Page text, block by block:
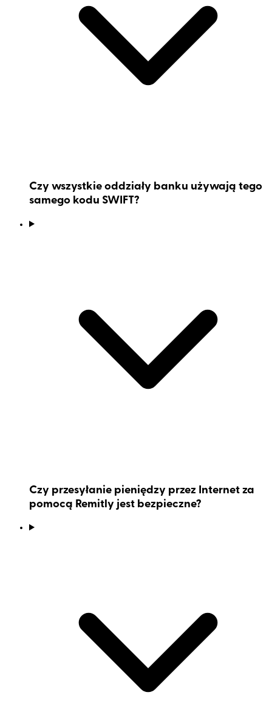
Czy wszystkie oddziały banku używają tego
samego kodu SWIFT?
Czy przesyłanie pieniędzy przez Internet za
pomocą Remitly jest bezpieczne?